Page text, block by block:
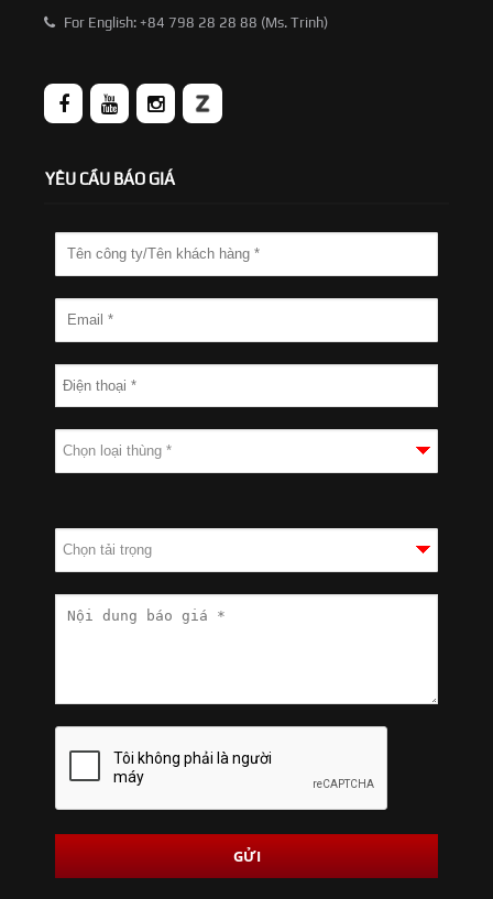
For English: +84 798 28 28 88 (Ms. Trinh)
YÊU CẦU BÁO GIÁ